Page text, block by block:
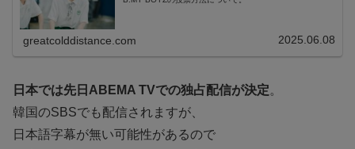
greatcolddistance.com 2025.06.08
日本では先日ABEMA TVでの独占配信が決定。
韓国のSBSでも配信されますが、
日本語字幕が無い可能性があるので